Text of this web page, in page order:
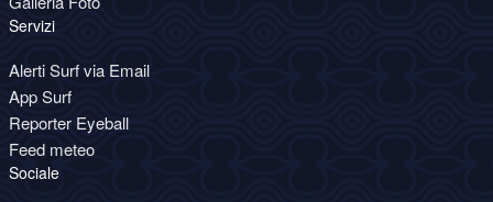
Servizi
Alerti Surf via Email
App Surf
Reporter Eyeball
Feed meteo
Sociale